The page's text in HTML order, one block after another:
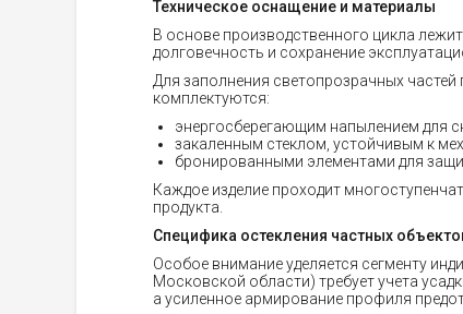
Техническое оснащение и материалы
В основе производственного цикла
долговечность и сохранение
Для заполнения светопрозрачных
комплектуются:
энергосберегающим напылением для
закаленным стеклом, устойчивым к
бронированными элементами для
Каждое изделие проходит
продукта.
Специфика остекления частных
Особое внимание уделяется сегменту
Московской области) требует учета
а усиленное армирование профиля